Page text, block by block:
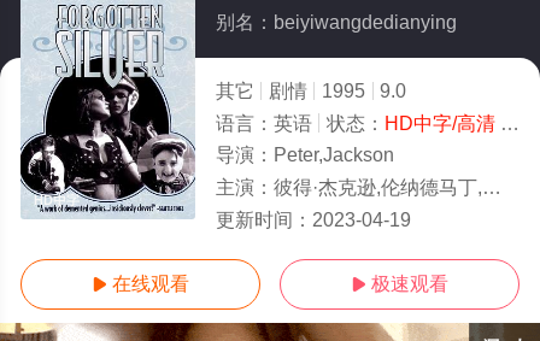
HD中字
别名：beiyiwangdedianying
其它 剧情 1995
9.0
语言： 英语 状态： HD中字/高清- 免费在线观看
导演： Peter,Jackson
主演： 彼得·杰克逊,伦纳德马丁,山姆·尼尔,Thomas,Robins
更新时间： 2023-04-19
 在线观看  极速观看